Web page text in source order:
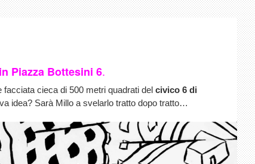
Piazza Bottesini 6.
facciata cieca di 500 metri quadrati del civico 6 di
idea? Sarà Millo a svelarlo tratto dopo tratto…